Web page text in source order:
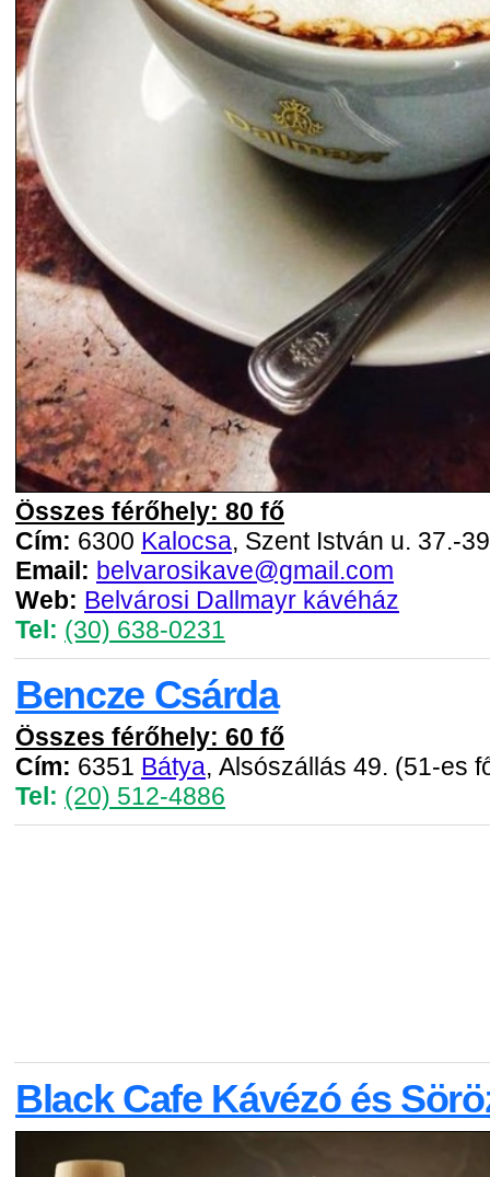
Összes férőhely: 80 fő
Cím: 6300 Kalocsa, Szent István u. 37.-
Email: belvarosikave@gmail.com
Web: Belvárosi Dallmayr kávéház
Tel: (30) 638-0231
Bencze Csárda
Összes férőhely: 60 fő
Cím: 6351 Bátya, Alsószállás 49. (51-es
Tel: (20) 512-4886
Black Cafe Kávézó és